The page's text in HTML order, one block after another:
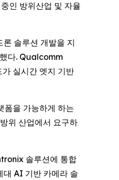
인 방위산업 및 자율
솔루션 개발을 지
다. Qualcomm
실시간 엣지 기반
을 가능하게 하는
위 산업에서 요구하
솔루션에 통합
대 AI 기반 카메라 솔